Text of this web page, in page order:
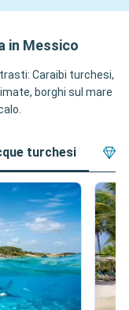
in Messico
Caraibi turchesi,
borghi sul mare
turchesi